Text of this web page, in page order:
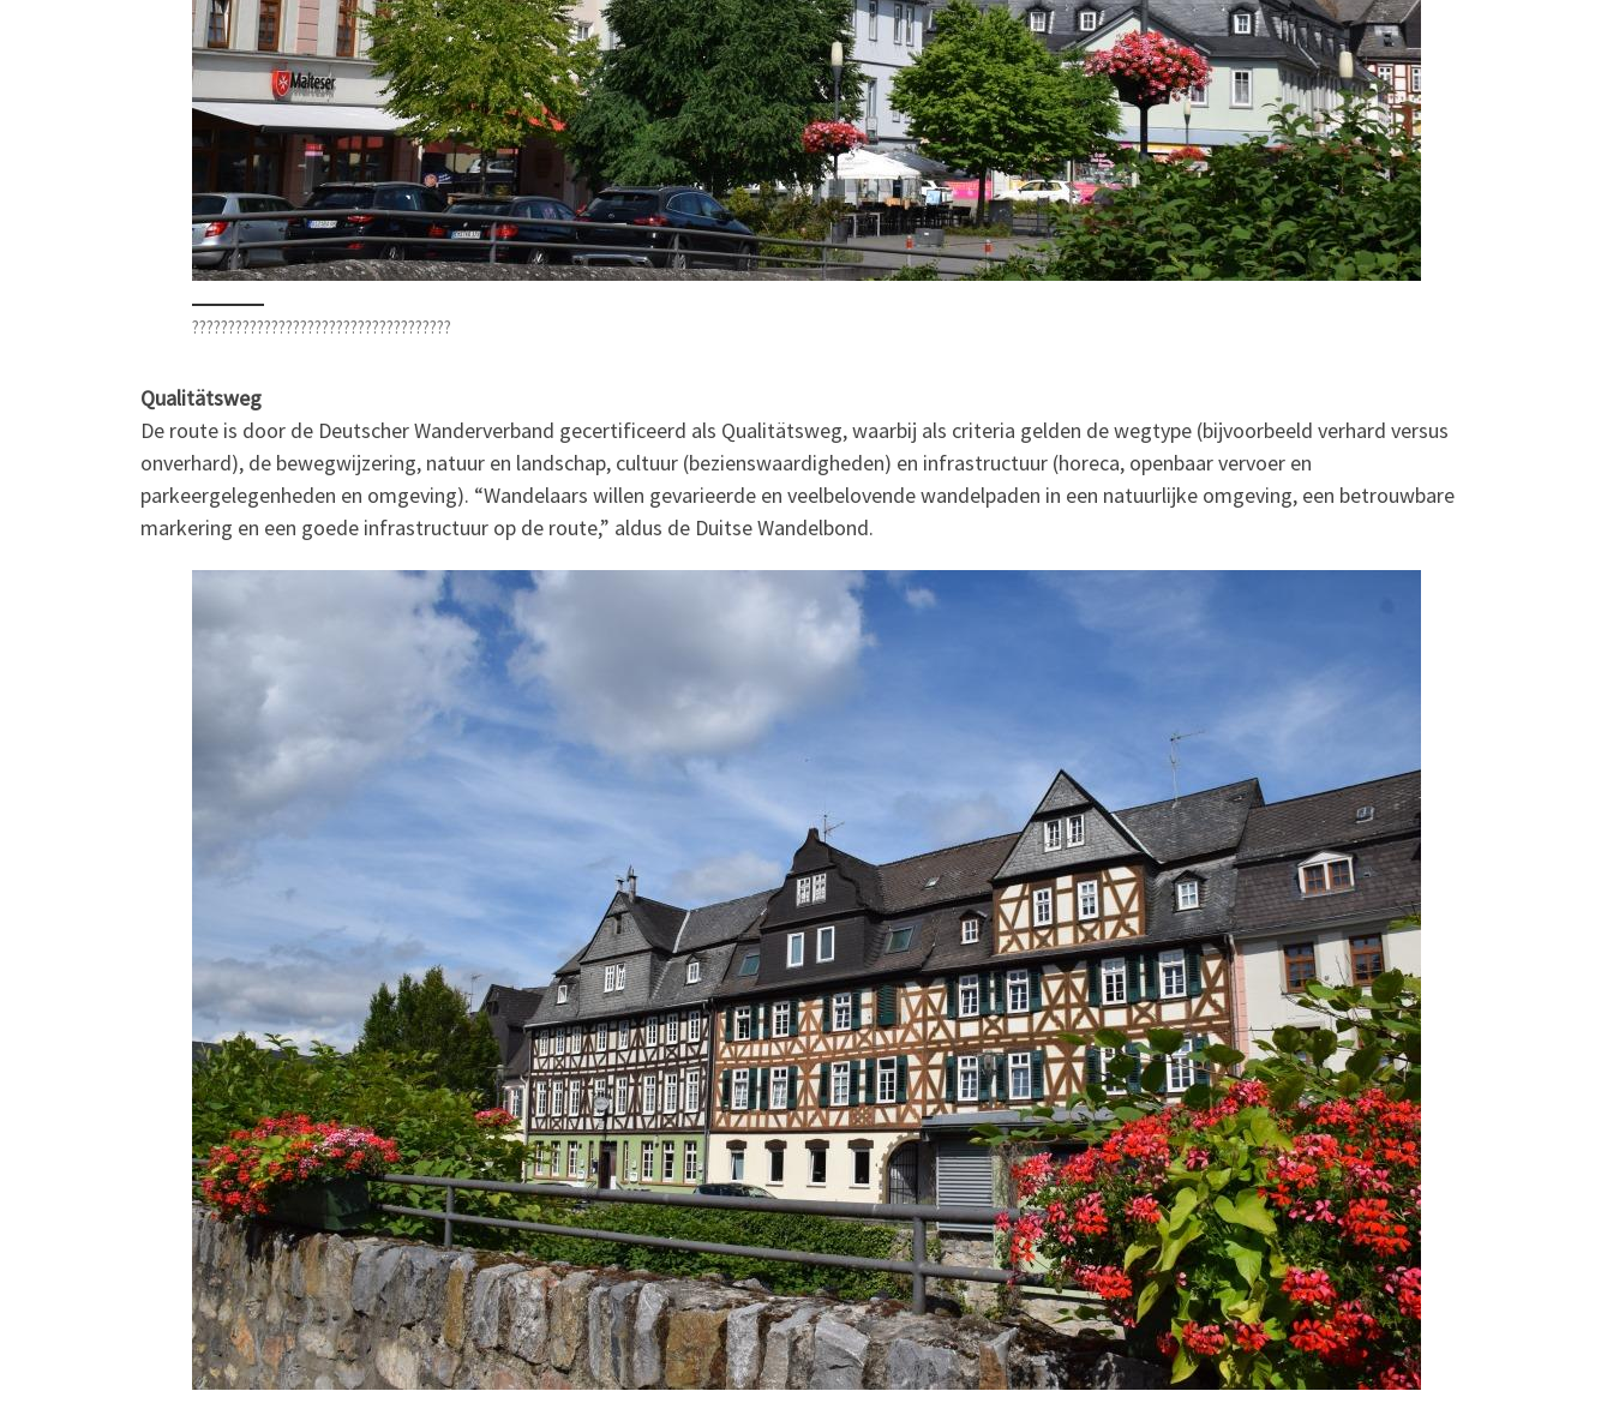
????????????????????????????????????
Qualitätsweg
De route is door de Deutscher Wanderverband gecertificeerd als Qualitätsweg, waarbij als criteria gelden de wegtype (bijvoorbeeld verhard versus
onverhard), de bewegwijzering, natuur en landschap, cultuur (bezienswaardigheden) en infrastructuur (horeca, openbaar vervoer en
parkeergelegenheden en omgeving). “Wandelaars willen gevarieerde en veelbelovende wandelpaden in een natuurlijke omgeving, een betrouwbare
markering en een goede infrastructuur op de route,” aldus de Duitse Wandelbond.